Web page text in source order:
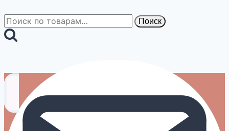
Искать: Поиск